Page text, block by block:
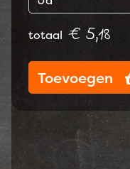
totaal € 5,18
Toevoegen